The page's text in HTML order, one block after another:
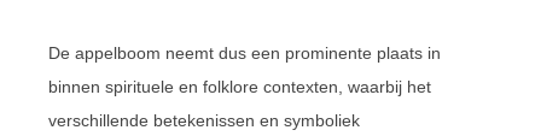
De appelboom neemt dus een prominente plaats in
binnen spirituele en folklore contexten, waarbij het
verschillende betekenissen en symboliek